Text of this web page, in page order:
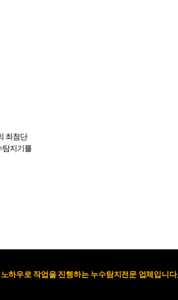
최첨단
탐지기를
하우로 작업을 진행하는 누수탐지전문 업체입니다.